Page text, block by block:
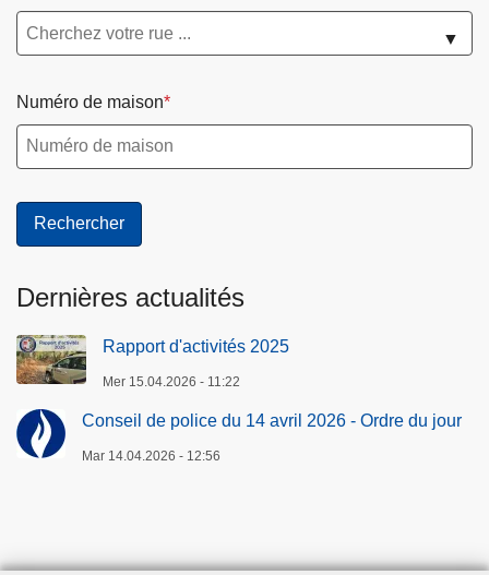
▼
Numéro de maison
Dernières actualités
Rapport d'activités 2025
Mer 15.04.2026 - 11:22
Conseil de police du 14 avril 2026 - Ordre du jour
Mar 14.04.2026 - 12:56